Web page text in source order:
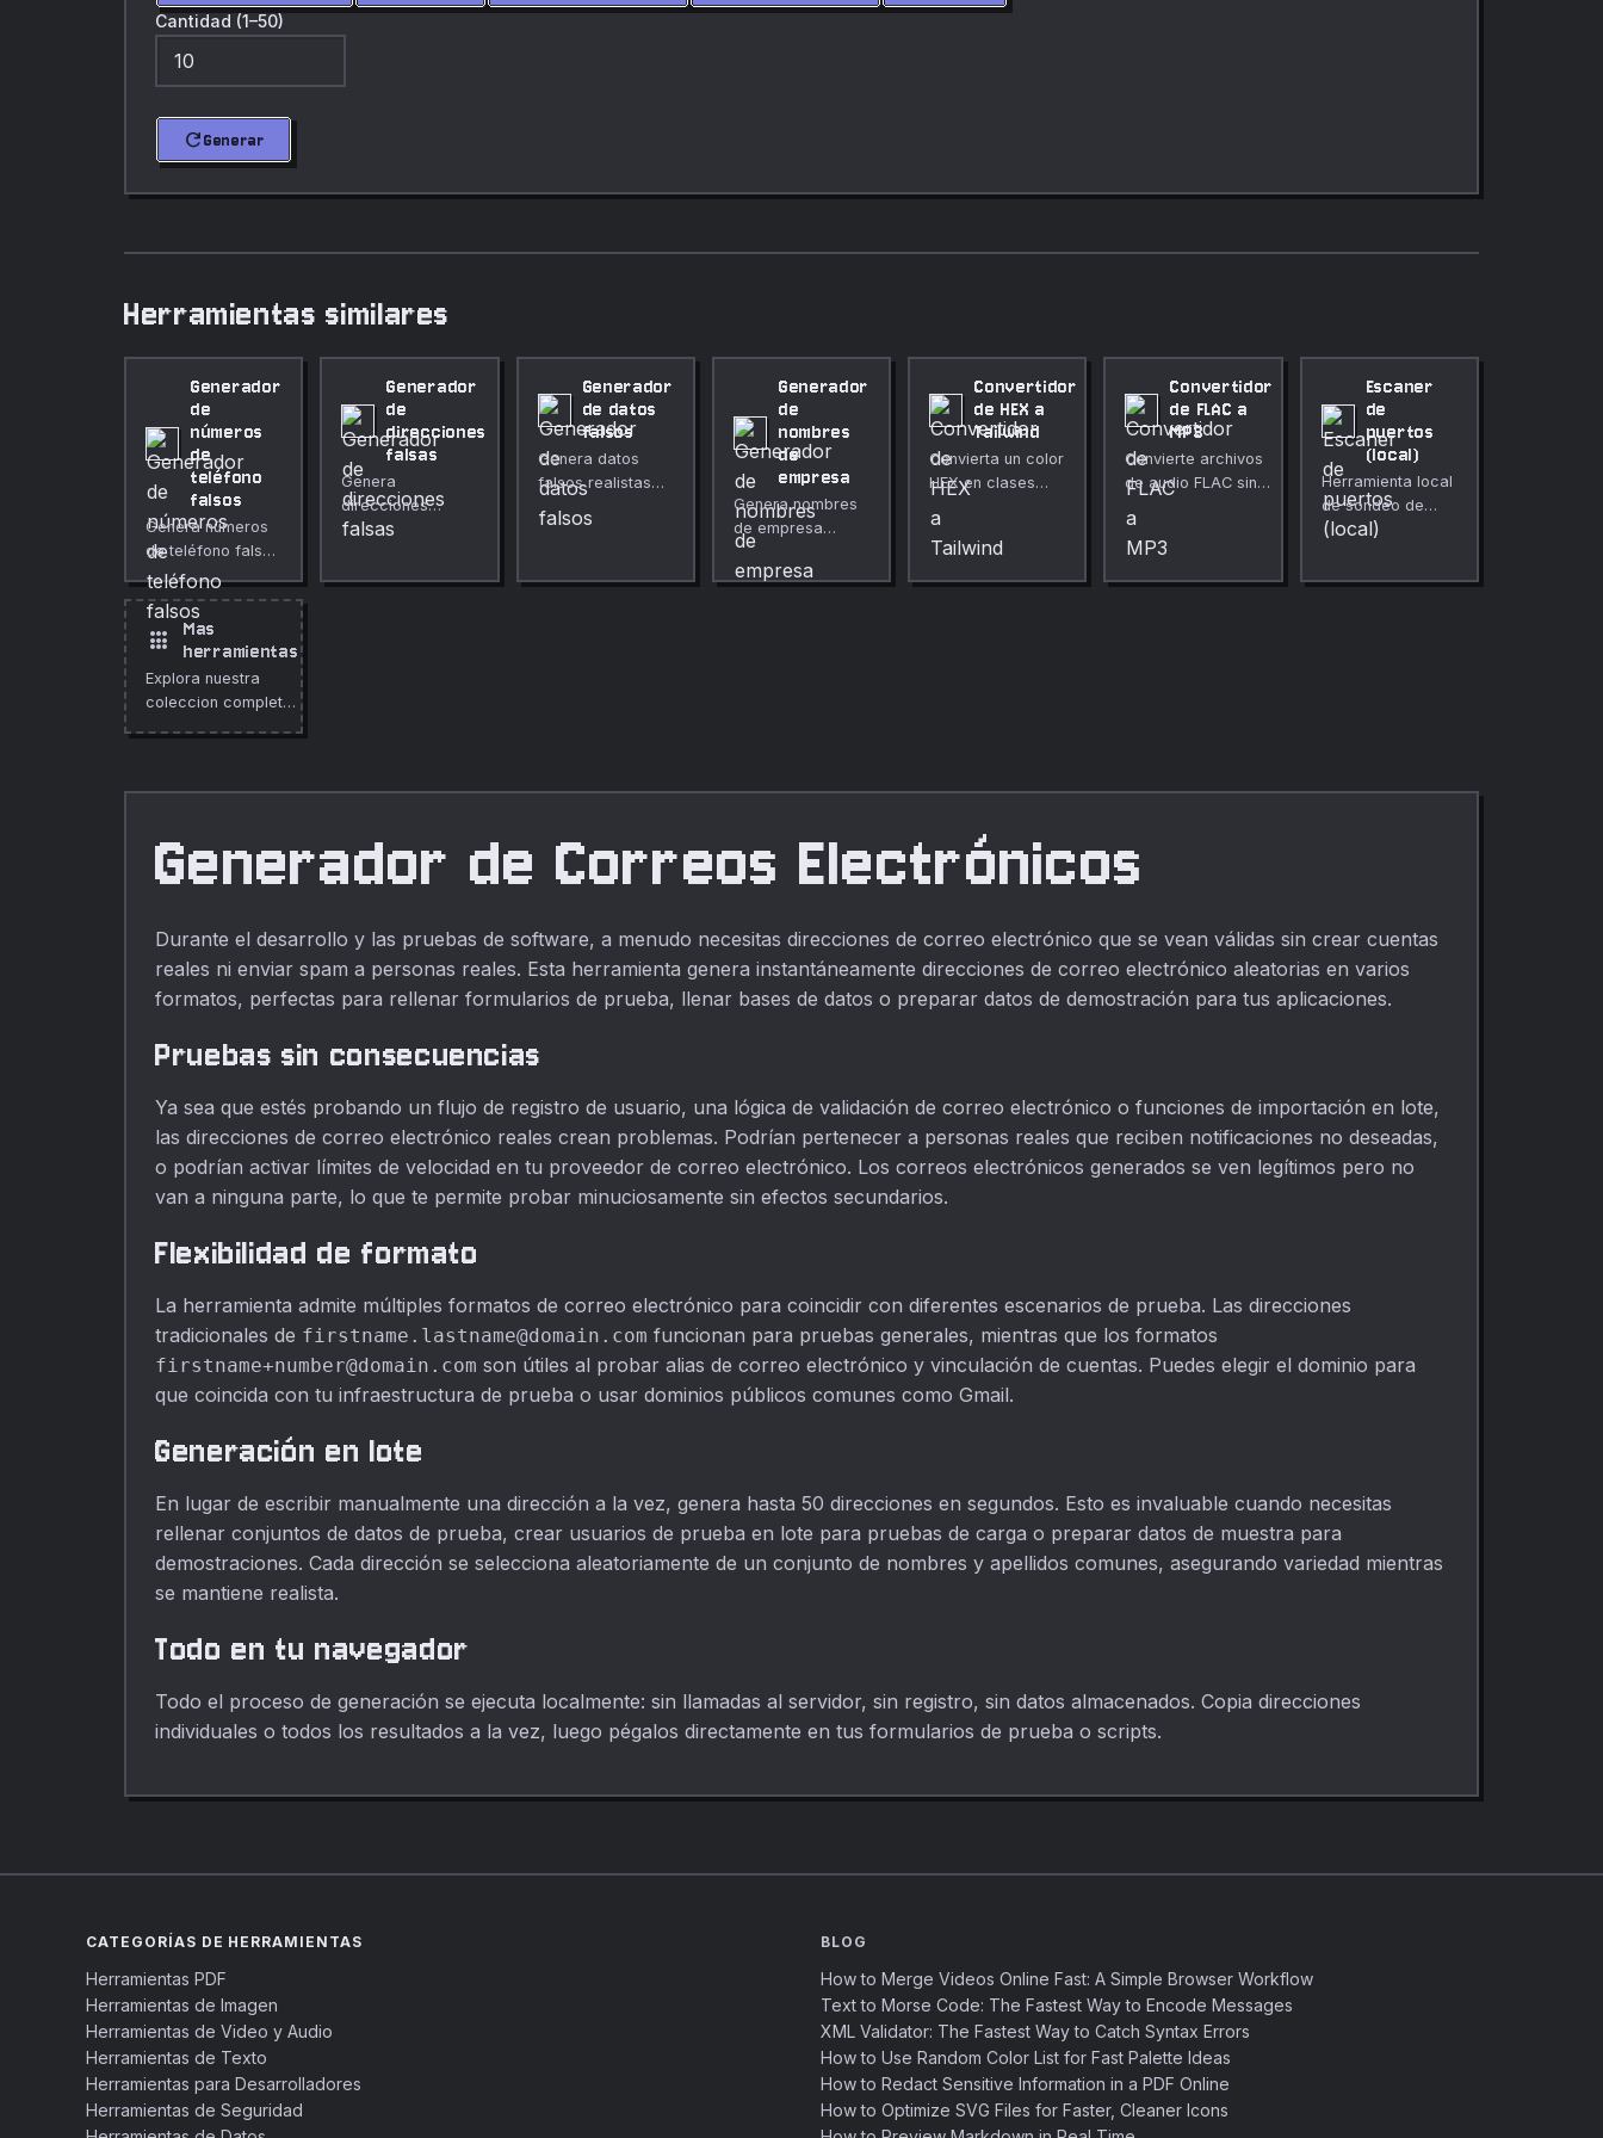
Cantidad (1–50)
refreshGenerar
Herramientas similares
Generador
de
números
de
teléfono
falsos
Genera números
de teléfono falsos
con formatos
específicos por
país usando
prefijos
reservados o
ficticios seguros
Generador
de
direcciones
falsas
Genera
direcciones
postales aleatorias
países, con calle,
Generador
de datos
falsos
Genera datos
falsos realistas
para pruebas y
desarrollo:
empresas y datos
Generador
de
nombres
de
empresa
Genera nombres
de empresa
aleatorios para
pruebas,
Convertidor
de HEX a
Tailwind
Convierta un color
HEX en clases
Tailwind y una
escala de
referencia.
Convertidor
de FLAC a
MP3
Convierte archivos
de audio FLAC sin
directamente en tu
navegador. Tasa de
bits ajustable.
Escaner
de
puertos
(local)
Herramienta local
de sondeo de
puertos mediante
navegador.
apps
Mas
herramientas
Explora nuestra
coleccion completa
Generador de Correos Electrónicos
Durante el desarrollo y las pruebas de software, a menudo necesitas direcciones de correo electrónico que se vean válidas sin crear cuentas
reales ni enviar spam a personas reales. Esta herramienta genera instantáneamente direcciones de correo electrónico aleatorias en varios
formatos, perfectas para rellenar formularios de prueba, llenar bases de datos o preparar datos de demostración para tus aplicaciones.
Pruebas sin consecuencias
Ya sea que estés probando un flujo de registro de usuario, una lógica de validación de correo electrónico o funciones de importación en lote,
las direcciones de correo electrónico reales crean problemas. Podrían pertenecer a personas reales que reciben notificaciones no deseadas,
o podrían activar límites de velocidad en tu proveedor de correo electrónico. Los correos electrónicos generados se ven legítimos pero no
van a ninguna parte, lo que te permite probar minuciosamente sin efectos secundarios.
Flexibilidad de formato
La herramienta admite múltiples formatos de correo electrónico para coincidir con diferentes escenarios de prueba. Las direcciones
tradicionales de firstname.lastname@domain.com funcionan para pruebas generales, mientras que los formatos
firstname+number@domain.com son útiles al probar alias de correo electrónico y vinculación de cuentas. Puedes elegir el dominio para
que coincida con tu infraestructura de prueba o usar dominios públicos comunes como Gmail.
Generación en lote
En lugar de escribir manualmente una dirección a la vez, genera hasta 50 direcciones en segundos. Esto es invaluable cuando necesitas
rellenar conjuntos de datos de prueba, crear usuarios de prueba en lote para pruebas de carga o preparar datos de muestra para
demostraciones. Cada dirección se selecciona aleatoriamente de un conjunto de nombres y apellidos comunes, asegurando variedad mientras
se mantiene realista.
Todo en tu navegador
Todo el proceso de generación se ejecuta localmente: sin llamadas al servidor, sin registro, sin datos almacenados. Copia direcciones
individuales o todos los resultados a la vez, luego pégalos directamente en tus formularios de prueba o scripts.
CATEGORÍAS DE HERRAMIENTAS
Herramientas PDF
Herramientas de Imagen
Herramientas de Video y Audio
Herramientas de Texto
Herramientas para Desarrolladores
Herramientas de Seguridad
BLOG
How to Merge Videos Online Fast: A Simple Browser Workflow
Text to Morse Code: The Fastest Way to Encode Messages
XML Validator: The Fastest Way to Catch Syntax Errors
How to Use Random Color List for Fast Palette Ideas
How to Redact Sensitive Information in a PDF Online
How to Optimize SVG Files for Faster, Cleaner Icons